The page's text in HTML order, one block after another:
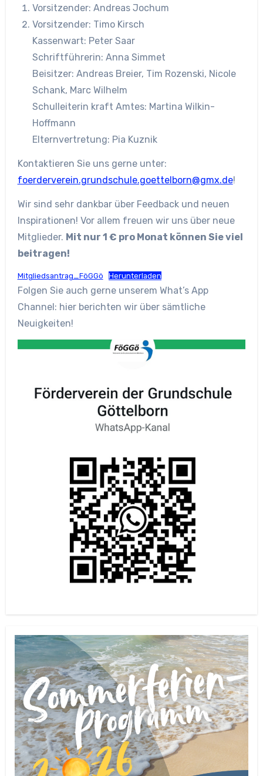
Vorsitzender: Andreas Jochum
Vorsitzender: Timo Kirsch
Kassenwart: Peter Saar
Schriftführerin: Anna Simmet
Beisitzer: Andreas Breier, Tim Rozenski, Nicole
Schank, Marc Wilhelm
Schulleiterin kraft Amtes: Martina Wilkin-
Hoffmann
Elternvertretung: Pia Kuznik
Kontaktieren Sie uns gerne unter:
foerderverein.grundschule.goettelborn@gmx.de!
Wir sind sehr dankbar über Feedback und neuen
Inspirationen! Vor allem freuen wir uns über neue
Mitglieder. Mit nur 1 € pro Monat können Sie viel
beitragen!
Mitgliedsantrag_FöGGö Herunterladen
Folgen Sie auch gerne unserem What’s App
Channel: hier berichten wir über sämtliche
Neuigkeiten!